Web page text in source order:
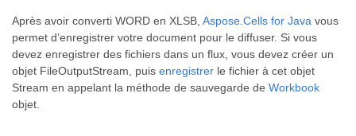
Après avoir converti WORD en XLSB, Aspose.Cells for Java vous
permet d’enregistrer votre document pour le diffuser. Si vous
devez enregistrer des fichiers dans un flux, vous devez créer un
objet FileOutputStream, puis enregistrer le fichier à cet objet
Stream en appelant la méthode de sauvegarde de Workbook
objet.